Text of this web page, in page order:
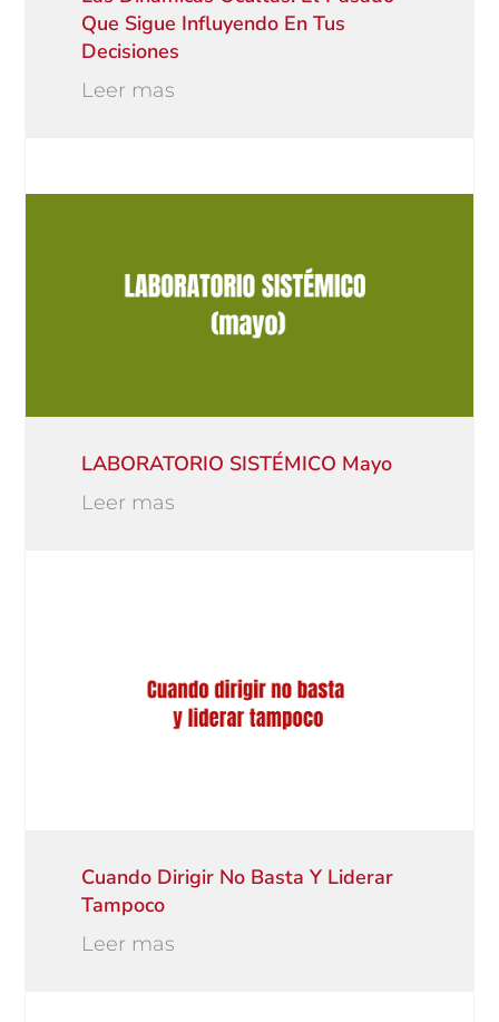
Que Sigue Influyendo En Tus
Decisiones
Leer mas
LABORATORIO SISTÉMICO Mayo
Leer mas
Cuando Dirigir No Basta Y Liderar
Tampoco
Leer mas